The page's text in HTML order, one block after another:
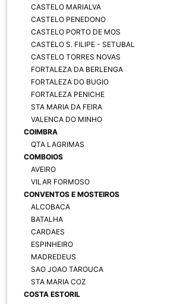
CASTELO MARIALVA
CASTELO PENEDONO
CASTELO PORTO DE MOS
CASTELO S. FILIPE - SETUBAL
CASTELO TORRES NOVAS
FORTALEZA DA BERLENGA
FORTALEZA DO BUGIO
FORTALEZA PENICHE
STA MARIA DA FEIRA
VALENCA DO MINHO
COIMBRA
QTA LAGRIMAS
COMBOIOS
AVEIRO
VILAR FORMOSO
CONVENTOS E MOSTEIROS
ALCOBACA
BATALHA
CARDAES
ESPINHEIRO
MADREDEUS
SAO JOAO TAROUCA
STA MARIA COZ
COSTA ESTORIL